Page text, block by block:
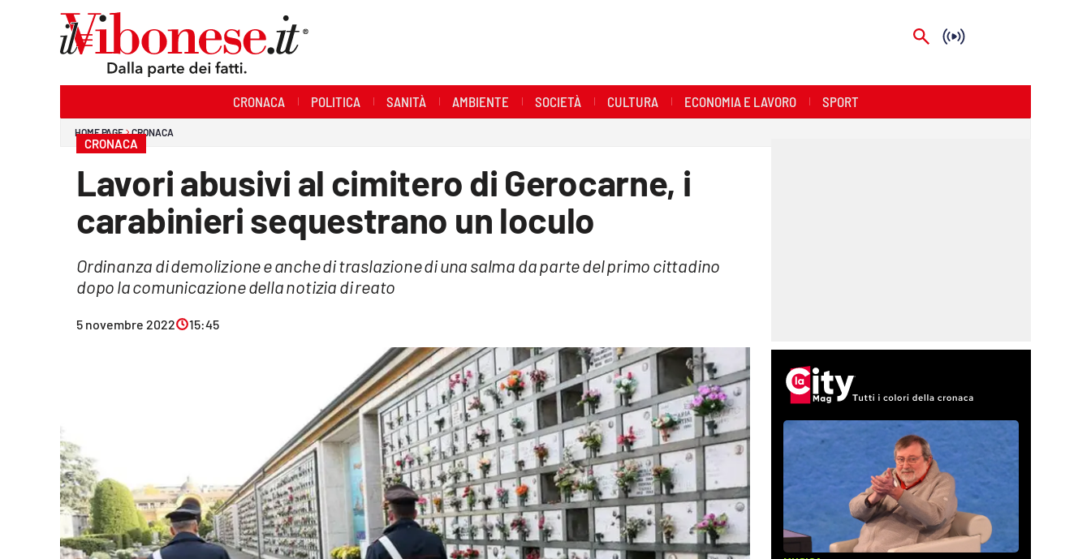
Streaming
Lac Network
CRONACA POLITICA SANITÀ AMBIENTE SOCIETÀ CULTURA ECONOMIA E LAVORO SPORT
HOME PAGE CRONACA
CRONACA
Lavori abusivi al cimitero di Gerocarne, i
carabinieri sequestrano un loculo
Ordinanza di demolizione e anche di traslazione di una salma da parte del primo cittadino
dopo la comunicazione della notizia di reato
5 novembre 2022 15:45